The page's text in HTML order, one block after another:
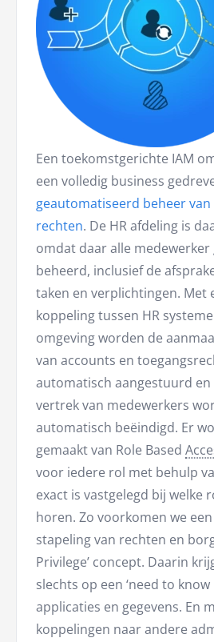
Een toekomstgerichte IAM
een volledig business
geautomatiseerd beheer
rechten. De HR afdeling is
omdat daar alle medewerker
beheerd, inclusief de
taken en verplichtingen. Met
koppeling tussen HR
omgeving worden de
van accounts en
automatisch aangestuurd en
vertrek van medewerkers
automatisch beëindigd. Er
gemaakt van Role Based
voor iedere rol met behulp
exact is vastgelegd bij welke
horen. Zo voorkomen we
stapeling van rechten en
Privilege’ concept. Daarin
slechts op een ‘need to
applicaties en gegevens. En
koppelingen naar andere